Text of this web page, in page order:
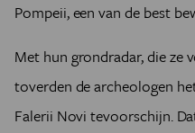
Pompeii, een van de best
Met hun grondradar, die ze
toverden de archeologen
Falerii Novi tevoorschijn.